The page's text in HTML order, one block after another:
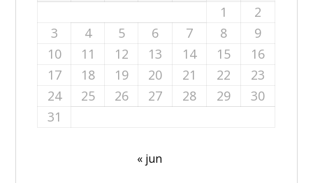
1
2
3
4 5 6 7 8
9
10
11 12 13 14 15
16
17
18 19 20 21 22
23
24
25 26 27 28 29
30
31
« jun